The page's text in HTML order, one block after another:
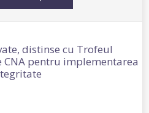
distinse cu Trofeul
pentru implementarea